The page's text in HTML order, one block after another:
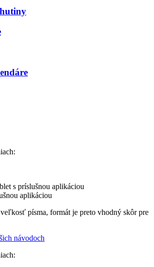
s príslušnou aplikáciou
aplikáciou
písma, formát je preto vhodný skôr pre
návodoch